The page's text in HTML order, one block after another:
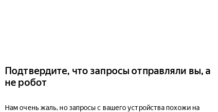
Подтвердите, что запросы отправляли вы, а
не робот
Нам очень жаль, но запросы с вашего устройства похожи на